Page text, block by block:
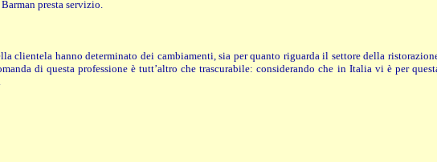
presta servizio.
clientela hanno determinato dei cambiamenti, sia per quanto riguarda il settore della
di questa professione è tutt’altro che trascurabile: considerando che in Italia vi è per